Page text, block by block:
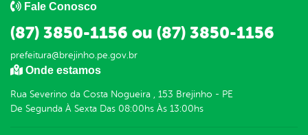
Fale Conosco
(87) 3850-1156 ou (87) 3850-1156
prefeitura@brejinho.pe.gov.br
Onde estamos
Rua Severino da Costa Nogueira , 153 Brejinho - PE
De Segunda À Sexta Das 08:00hs Às 13:00hs